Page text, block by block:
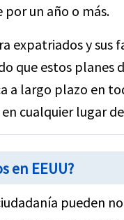
un año o más.
expatriados y sus
que estos planes
a largo plazo en
cualquier lugar
en EEUU?
pueden